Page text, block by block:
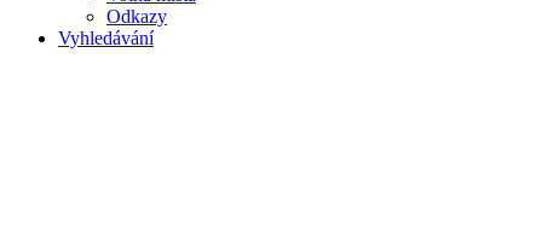
Odkazy
Vyhledávání